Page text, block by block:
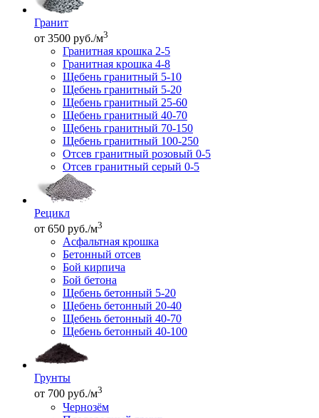
Гранит
от 3500 руб./м3
Гранитная крошка 2-5
Гранитная крошка 4-8
Щебень гранитный 5-10
Щебень гранитный 5-20
Щебень гранитный 25-60
Щебень гранитный 40-70
Щебень гранитный 70-150
Щебень гранитный 100-250
Отсев гранитный розовый 0-5
Отсев гранитный серый 0-5
Рецикл
от 650 руб./м3
Асфальтная крошка
Бетонный отсев
Бой кирпича
Бой бетона
Щебень бетонный 5-20
Щебень бетонный 20-40
Щебень бетонный 40-70
Щебень бетонный 40-100
Грунты
от 700 руб./м3
Чернозём